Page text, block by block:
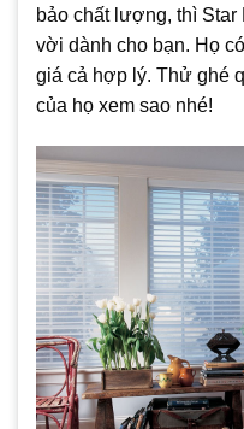
bảo chất lượng, thì
vời dành cho bạn. Họ
giá cả hợp lý. Thử ghé
của họ xem sao nhé!